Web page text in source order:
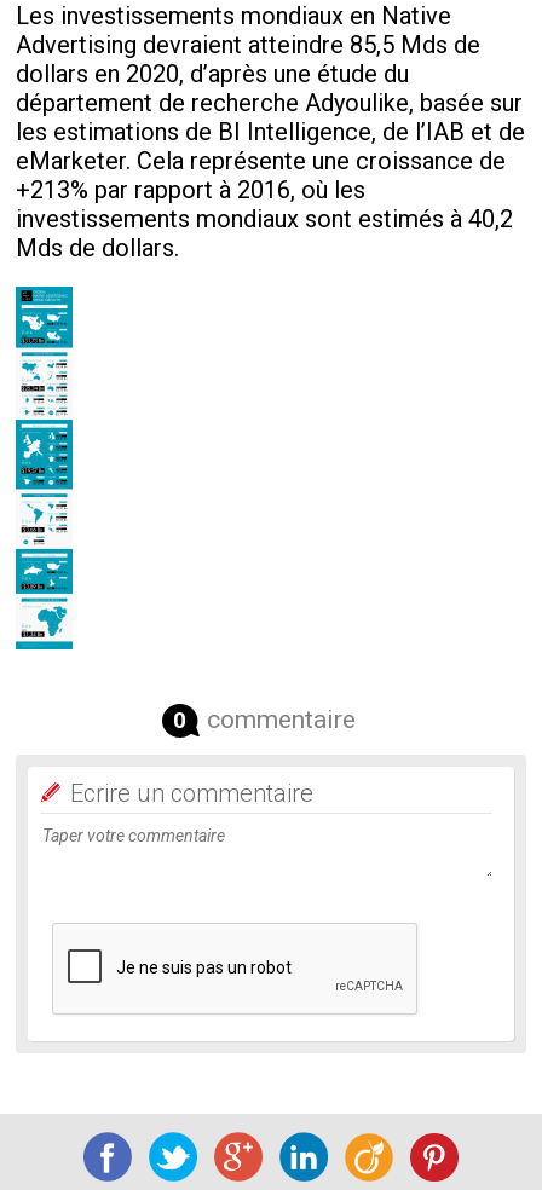
Les investissements mondiaux en Native
Advertising devraient atteindre 85,5 Mds de
dollars en 2020, d’après une étude du
département de recherche Adyoulike, basée sur
les estimations de BI Intelligence, de l’IAB et de
eMarketer. Cela représente une croissance de
+213% par rapport à 2016, où les
investissements mondiaux sont estimés à 40,2
Mds de dollars.
0 commentaire
Ecrire un commentaire